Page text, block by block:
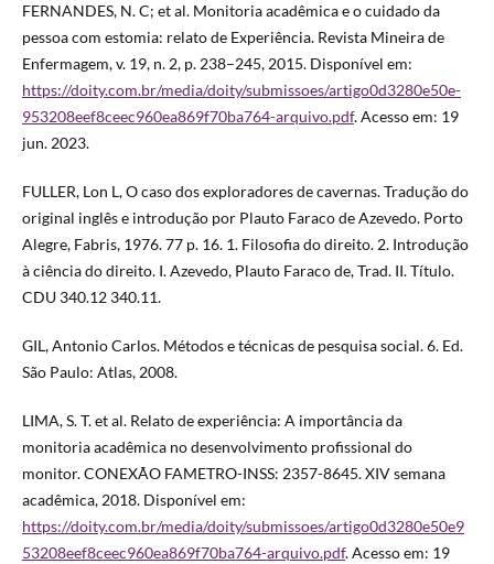
FERNANDES, N. C; et al. Monitoria acadêmica e o cuidado da
pessoa com estomia: relato de Experiência. Revista Mineira de
Enfermagem, v. 19, n. 2, p. 238–245, 2015. Disponível em:
https://doity.com.br/media/doity/submissoes/artigo0d3280e50e-
953208eef8ceec960ea869f70ba764-arquivo.pdf. Acesso em: 19
jun. 2023.
FULLER, Lon L, O caso dos exploradores de cavernas. Tradução do
original inglês e introdução por Plauto Faraco de Azevedo. Porto
Alegre, Fabris, 1976. 77 p. 16. 1. Filosofia do direito. 2. Introdução
à ciência do direito. I. Azevedo, Plauto Faraco de, Trad. II. Título.
CDU 340.12 340.11.
GIL, Antonio Carlos. Métodos e técnicas de pesquisa social. 6. Ed.
São Paulo: Atlas, 2008.
LIMA, S. T. et al. Relato de experiência: A importância da
monitoria acadêmica no desenvolvimento profissional do
monitor. CONEXÃO FAMETRO-INSS: 2357-8645. XIV semana
acadêmica, 2018. Disponível em:
https://doity.com.br/media/doity/submissoes/artigo0d3280e50e9
53208eef8ceec960ea869f70ba764-arquivo.pdf. Acesso em: 19